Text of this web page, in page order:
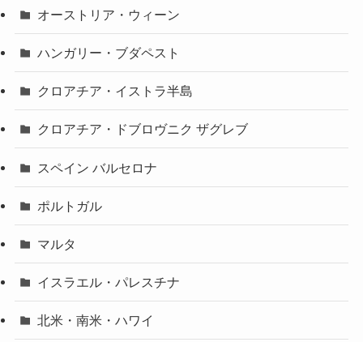
オーストリア・ウィーン
ハンガリー・ブダペスト
クロアチア・イストラ半島
クロアチア・ドブロヴニク ザグレブ
スペイン バルセロナ
ポルトガル
マルタ
イスラエル・パレスチナ
北米・南米・ハワイ